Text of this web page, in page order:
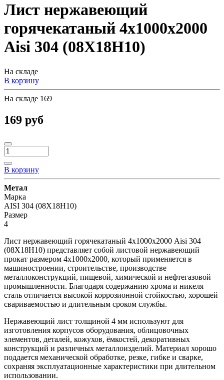
Лист нержавеющий
горячекатаный 4х1000х2000
Aisi 304 (08Х18Н10)
На складе
В корзину
На складе 169
169 руб
В корзину
Метал
Марка
AISI 304 (08Х18Н10)
Размер
4
Лист нержавеющий горячекатаный 4х1000х2000 Aisi 304
(08Х18Н10) представляет собой листовой нержавеющий
прокат размером 4х1000х2000, который применяется в
машиностроении, строительстве, производстве
металлоконструкций, пищевой, химической и нефтегазовой
промышленности. Благодаря содержанию хрома и никеля
сталь отличается высокой коррозионной стойкостью, хорошей
свариваемостью и длительным сроком службы.
Нержавеющий лист толщиной 4 мм используют для
изготовления корпусов оборудования, облицовочных
элементов, деталей, кожухов, ёмкостей, декоративных
конструкций и различных металлоизделий. Материал хорошо
поддается механической обработке, резке, гибке и сварке,
сохраняя эксплуатационные характеристики при длительном
использовании.